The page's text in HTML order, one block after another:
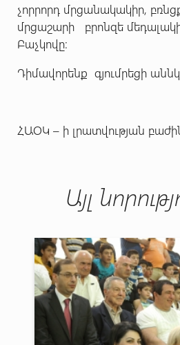
չորրորդ մրցանակակիր,
մրցաշարի բրոնզե
Բաչկովը:
Դիմավորենք գյումրեցի
ՀԱՕԿ – ի լրատվության
Այլ